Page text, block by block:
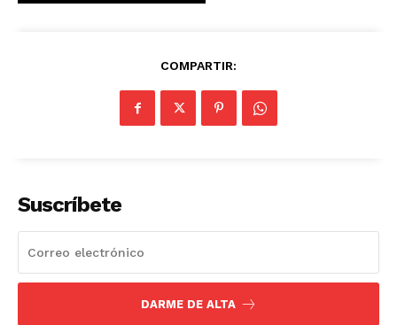
Información Propietaria / Financiación
COMPARTIR:
Suscríbete
DARME DE ALTA